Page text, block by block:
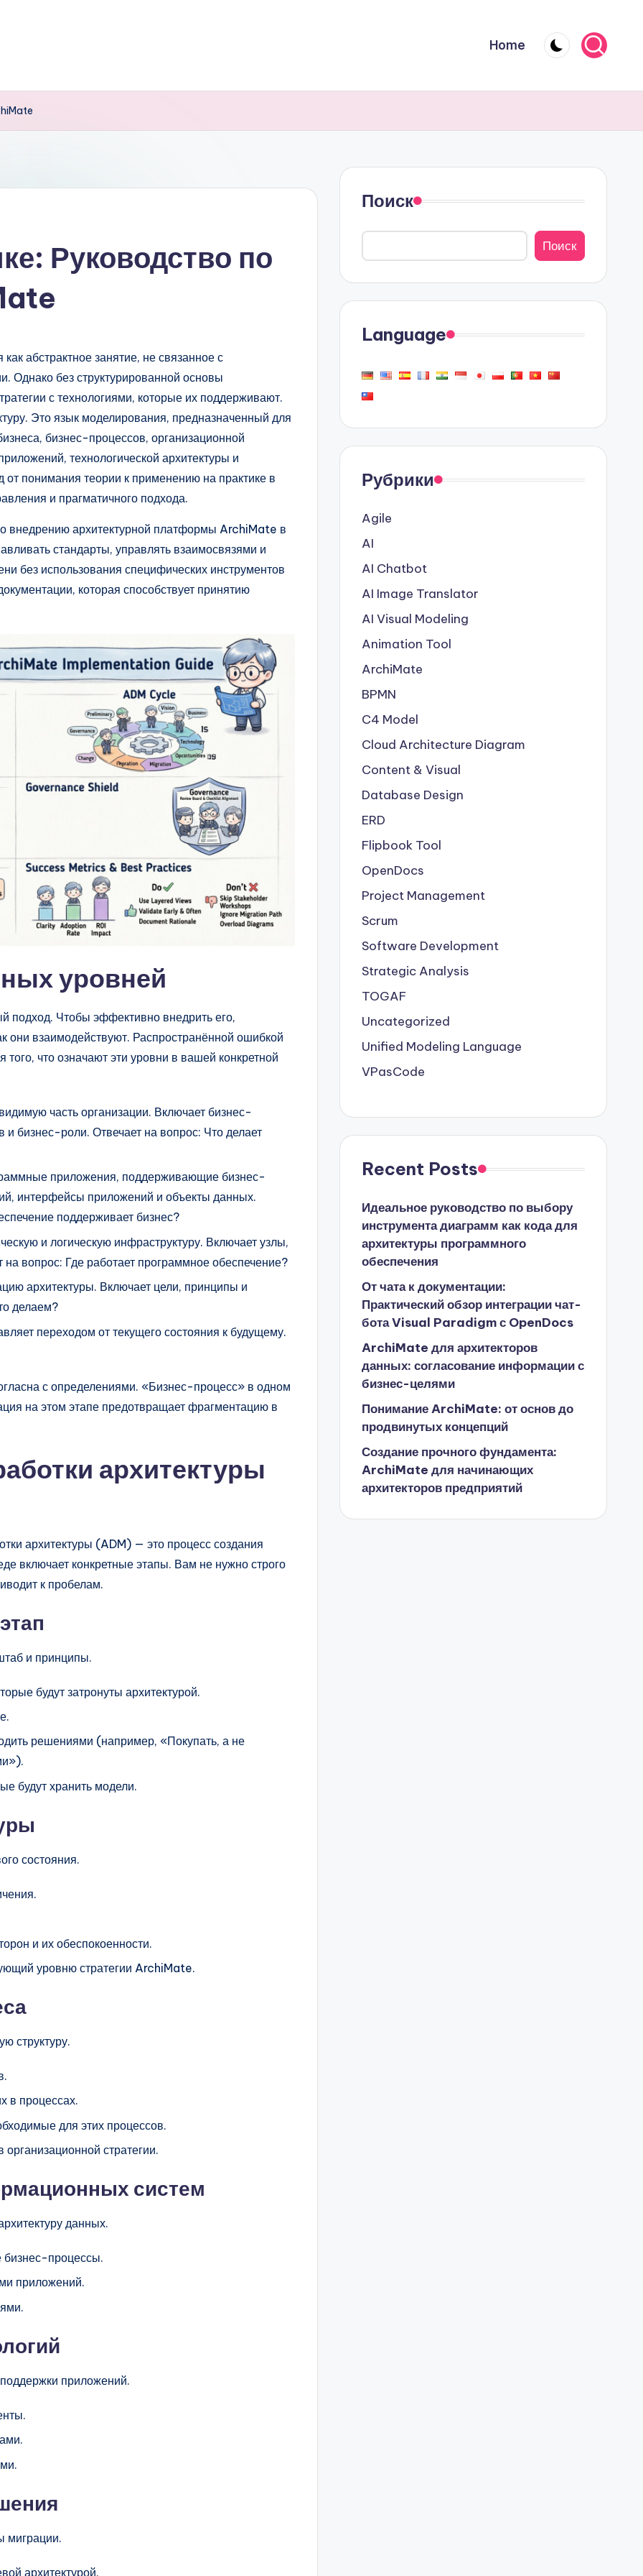
Home
Руководство по
абстрактное занятие, не связанное с
Однако без структурированной основы
с технологиями, которые их поддерживают.
Это язык моделирования, предназначенный для
бизнес-процессов, организационной
технологической архитектуры и
понимания теории к применению на практике в
и прагматичного подхода.
внедрению архитектурной платформы ArchiMate в
стандарты, управлять взаимосвязями и
без использования специфических инструментов
которая способствует принятию
уровней
подход. Чтобы эффективно внедрить его,
они взаимодействуют. Распространённой ошибкой
что означают эти уровни в вашей конкретной
часть организации. Включает бизнес-
бизнес-роли. Отвечает на вопрос: Что делает
приложения, поддерживающие бизнес-
интерфейсы приложений и объекты данных.
поддерживает бизнес?
и логическую инфраструктуру. Включает узлы,
вопрос: Где работает программное обеспечение?
архитектуры. Включает цели, принципы и
делаем?
переходом от текущего состояния к будущему.
с определениями. «Бизнес-процесс» в одном
на этом этапе предотвращает фрагментацию в
архитектуры
архитектуры (ADM) — это процесс создания
включает конкретные этапы. Вам не нужно строго
к пробелам.
и принципы.
будут затронуты архитектурой.
решениями (например, «Покупать, а не
будут хранить модели.
состояния.
и их обеспокоенности.
уровню стратегии ArchiMate.
структуру.
в процессах.
для этих процессов.
стратегии.
систем
данных.
процессы.
приложений.
приложений.
миграции.
архитектурой.
Поиск
Поиск
Language
Рубрики
Agile
AI
AI Chatbot
AI Image Translator
AI Visual Modeling
Animation Tool
ArchiMate
BPMN
C4 Model
Cloud Architecture Diagram
Content & Visual
Database Design
ERD
Flipbook Tool
OpenDocs
Project Management
Scrum
Software Development
Strategic Analysis
TOGAF
Uncategorized
Unified Modeling Language
VPasCode
Recent Posts
Идеальное руководство по выбору
инструмента диаграмм как кода для
архитектуры программного
обеспечения
От чата к документации:
Практический обзор интеграции чат-
бота Visual Paradigm с OpenDocs
ArchiMate для архитекторов
данных: согласование информации с
бизнес-целями
Понимание ArchiMate: от основ до
продвинутых концепций
Создание прочного фундамента:
ArchiMate для начинающих
архитекторов предприятий